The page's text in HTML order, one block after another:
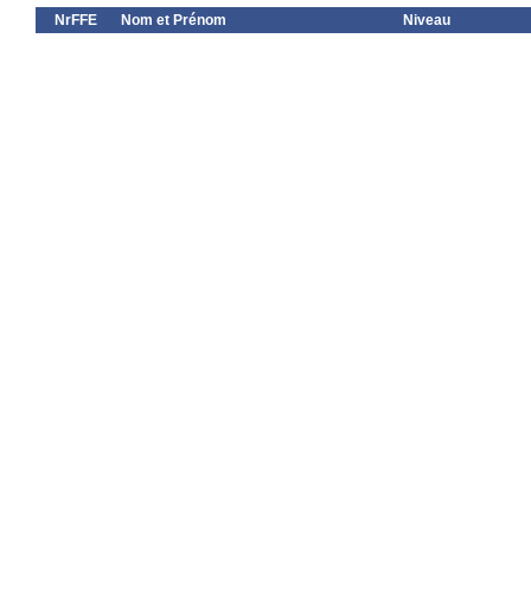
NrFFE Nom et Prénom Niveau